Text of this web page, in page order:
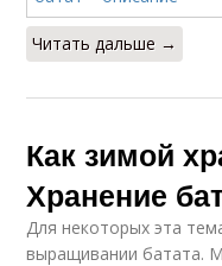
Читать дальше →
Как зимой
Хранение
Для некоторых эта
выращивании батата.